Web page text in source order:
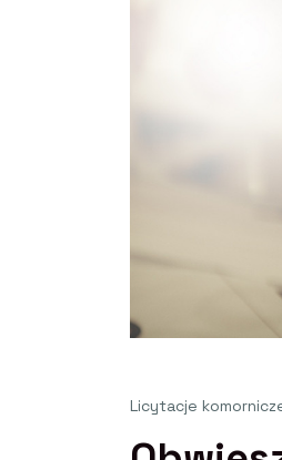
Licytacje